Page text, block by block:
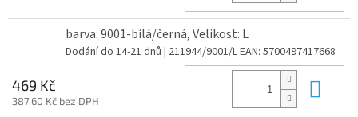
barva: 9001-bílá/černá, Velikost: L
Dodání do 14-21 dnů | 211944/9001/LEAN: 5700497417668
469 Kč
387,60 Kč bez DPH